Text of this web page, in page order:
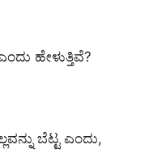
ಹೇಳುತ್ತಿವೆ?
ಬೆಟ್ಟ ಎಂದು,